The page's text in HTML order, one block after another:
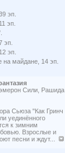
эп.
эп.
эп.
эп.
на майдане, 14 эп.
Сили, Рашида
Сьюза "Как Гринч
уединённого
к зимним
Взрослые и
песни и ждут...